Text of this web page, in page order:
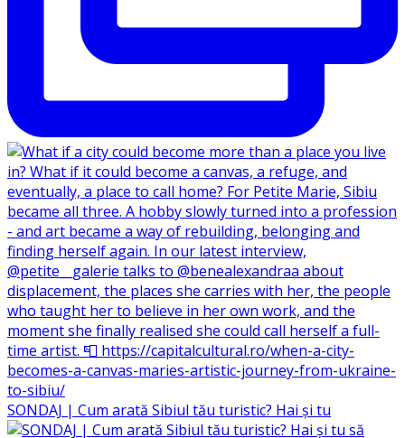
SONDAJ | Cum arată Sibiul tău turistic? Hai și tu